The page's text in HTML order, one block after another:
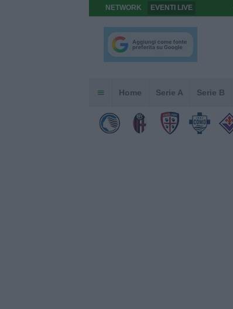
NETWORK EVENTI LIVE
Home Serie A Serie B